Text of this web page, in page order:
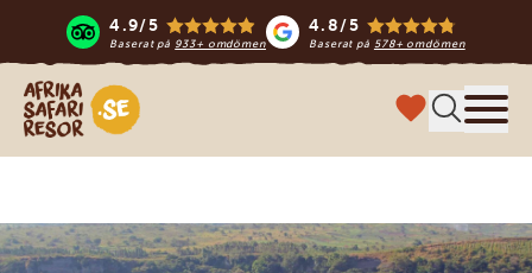
4.9/5
Baserat på 933+ omdömen
4.8/5
Baserat på 578+ omdömen
Safari-resor i Afrika